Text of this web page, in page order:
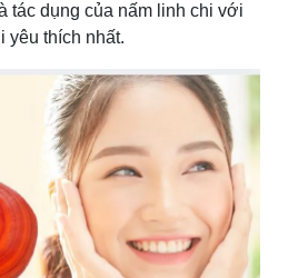
tác dụng của nấm linh chi với
yêu thích nhất.